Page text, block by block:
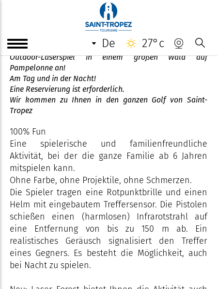
de 27°c
Laser Forest Game
Treten Sie gegen Ihre Freunde und Ihre Familie im
Outdoor-Laserspiel in einem großen Wald auf
Pampelonne an!
Am Tag und in der Nacht!
Eine Reservierung ist erforderlich.
Wir kommen zu Ihnen in den ganzen Golf von Saint-
Tropez
100% Fun
Eine spielerische und familienfreundliche
Aktivität, bei der die ganze Familie ab 6 Jahren
mitspielen kann.
Ohne Farbe, ohne Projektile, ohne Schmerzen.
Die Spieler tragen eine Rotpunktbrille und einen
Helm mit eingebautem Treffersensor. Die Pistolen
schießen einen (harmlosen) Infrarotstrahl auf
eine Entfernung von bis zu 150 m ab. Ein
realistisches Geräusch signalisiert den Treffer
eines Gegners. Es besteht die Möglichkeit, auch
bei Nacht zu spielen.